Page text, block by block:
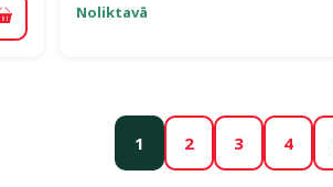
Pievienot grozam
Noliktavā
1 2 3 4